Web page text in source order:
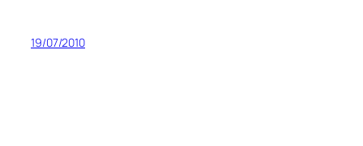
19/07/2010